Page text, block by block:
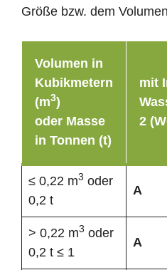
Größe bzw. dem
Volumen in
Kubikmetern
(m3)
oder Masse
in Tonnen (t)
mit
2
≤ 0,22 m3 oder
0,2 t
A
> 0,22 m3 oder
0,2 t ≤ 1
A